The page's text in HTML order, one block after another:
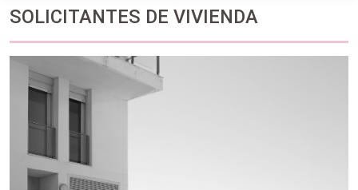
SOLICITANTES DE VIVIENDA